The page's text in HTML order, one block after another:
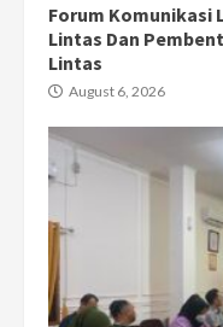
Forum Komunikasi
Lintas Dan
Lintas
August 6, 2026